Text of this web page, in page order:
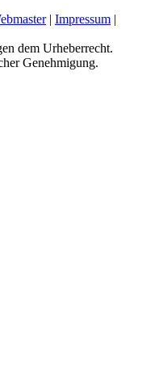
| Impressum |
dem Urheberrecht.
Genehmigung.